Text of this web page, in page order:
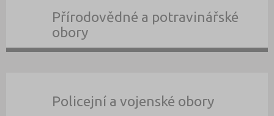
Přírodovědné a potravinářské
obory
Policejní a vojenské obory